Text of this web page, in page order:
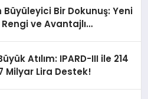
Büyüleyici Bir Dokunuş: Yeni
Rengi ve Avantajlı
Atılım: IPARD-III ile 214
Milyar Lira Destek!